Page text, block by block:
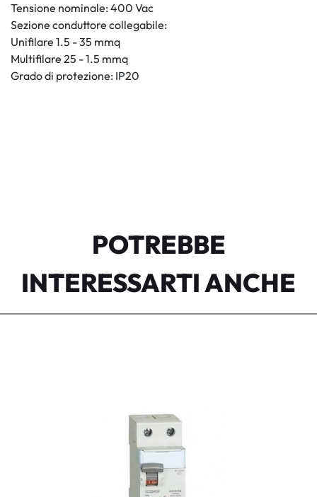
Tensione nominale: 400 Vac
Sezione conduttore collegabile:
Unifilare 1.5 - 35 mmq
Multifilare 25 - 1.5 mmq
Grado di protezione: IP20
POTREBBE
INTERESSARTI ANCHE